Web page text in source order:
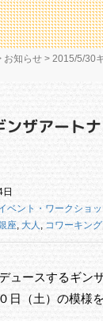
お知らせ > 2015/5/30
ザアートナ
ベント・ワークショ
座, 大人 , コワーキング
ュースするギン
日（土）の模様